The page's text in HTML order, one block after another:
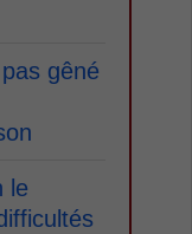
gêné
le